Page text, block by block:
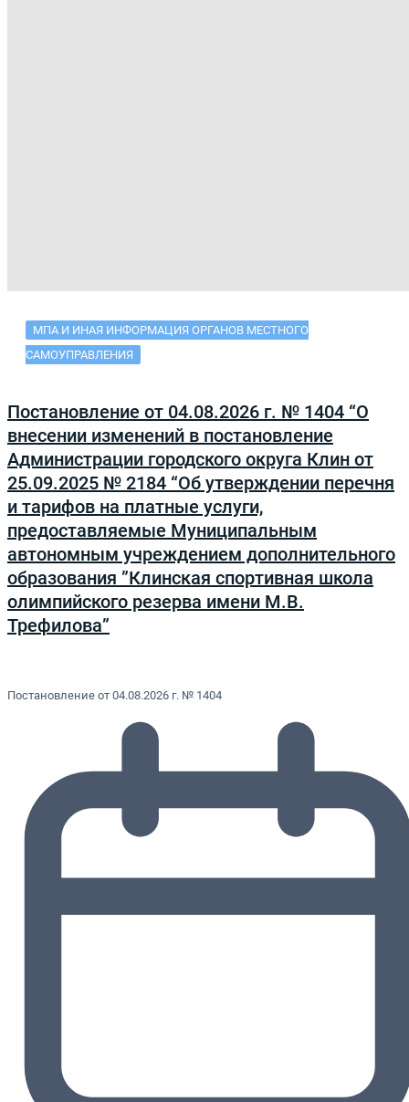
МПА И ИНАЯ ИНФОРМАЦИЯ ОРГАНОВ МЕСТНОГО
САМОУПРАВЛЕНИЯ
Постановление от 04.08.2026 г. № 1404 “О
внесении изменений в постановление
Администрации городского округа Клин от
25.09.2025 № 2184 “Об утверждении перечня
и тарифов на платные услуги,
предоставляемые Муниципальным
автономным учреждением дополнительного
образования ”Клинская спортивная школа
олимпийского резерва имени М.В.
Трефилова”
Постановление от 04.08.2026 г. № 1404